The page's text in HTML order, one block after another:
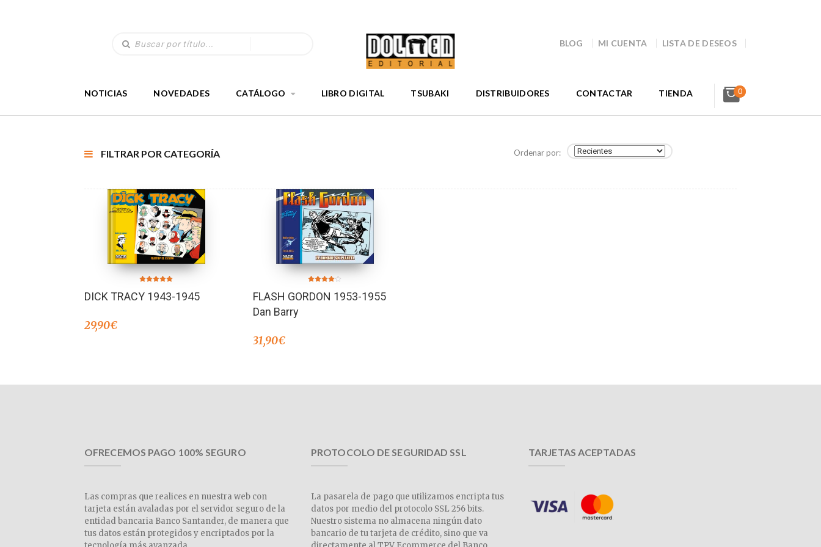
BLOG MI CUENTA LISTA DE DESEOS
NOTICIAS NOVEDADES CATÁLOGO LIBRO DIGITAL TSUBAKI DISTRIBUIDORES CONTACTAR TIENDA 0
FILTRAR POR CATEGORÍA Ordenar por:
4.88
de 5
DICK TRACY 1943-1945
29,90€
en
4.00
FLASH GORDON 1953-1955
Dan Barry
31,90€
OFRECEMOS PAGO 100% SEGURO
Las compras que realices en nuestra web con
tarjeta están avaladas por el servidor seguro de la
entidad bancaria Banco Santander, de manera que
tus datos están protegidos y encriptados por la
PROTOCOLO DE SEGURIDAD SSL
La pasarela de pago que utilizamos encripta tus
datos por medio del protocolo SSL 256 bits.
Nuestro sistema no almacena ningún dato
bancario de tu tarjeta de crédito, sino que va
TARJETAS ACEPTADAS